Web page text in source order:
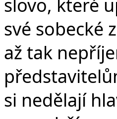
slovo, které
své sobecké
až tak
si nedělají